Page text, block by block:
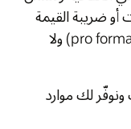
أو ضريبة القيمة
المضافة. لا تُصدر Oracle فواتير أولية (pro forma) ولا
لك موارد